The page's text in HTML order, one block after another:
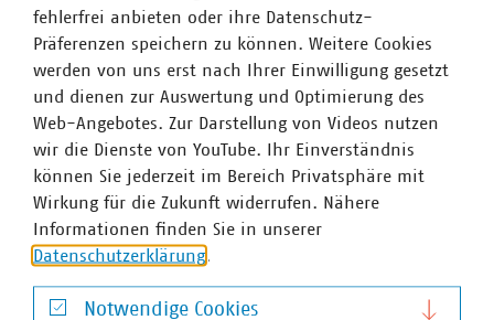
fehlerfrei anbieten oder ihre Datenschutz-
Präferenzen speichern zu können. Weitere Cookies
werden von uns erst nach Ihrer Einwilligung gesetzt
und dienen zur Auswertung und Optimierung des
Web-Angebotes. Zur Darstellung von Videos nutzen
wir die Dienste von YouTube. Ihr Einverständnis
können Sie jederzeit im Bereich Privatsphäre mit
Wirkung für die Zukunft widerrufen. Nähere
Informationen finden Sie in unserer
Datenschutzerklärung
Notwendige Cookies